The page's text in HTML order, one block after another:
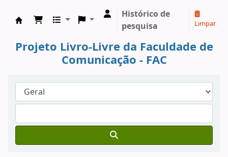
Histórico de
pesquisa
Limpar
Projeto Livro-Livre da Faculdade de
Comunicação - FAC